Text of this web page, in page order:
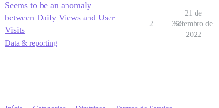
Seems to be an anomaly
between Daily Views and User
Visits
Data & reporting
2 366
21 de
Setembro de
2022